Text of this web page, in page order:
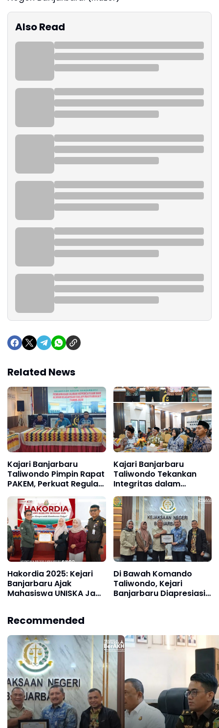
Also Read
Related News
Kajari Banjarbaru
Taliwondo Pimpin Rapat
PAKEM, Perkuat Regulasi
Rumah Ibadah Jelang
Ramadhan
Kajari Banjarbaru
Taliwondo Tekankan
Integritas dalam
Siraman Rohani dan
Halal Bihalal
Hakordia 2025: Kejari
Banjarbaru Ajak
Mahasiswa UNISKA Jadi
Di Bawah Komando
Taliwondo, Kejari
Banjarbaru Diapresiasi
Recommended